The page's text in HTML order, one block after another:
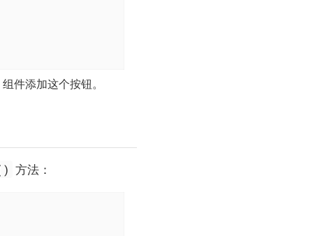
组件添加这个按钮。
方法：